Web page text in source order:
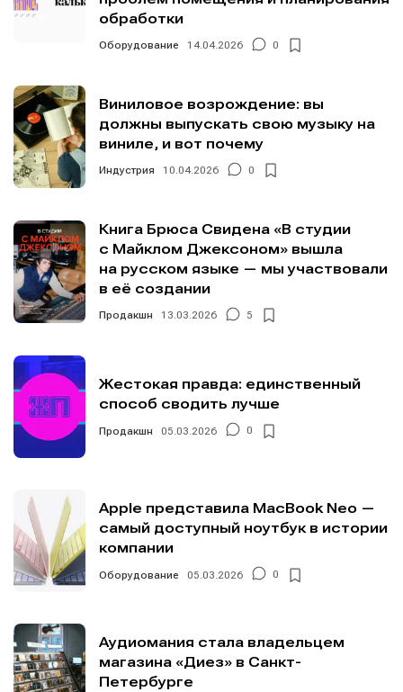
...
Мы в социальных сетях
Информация
О проекте Реклама
Редакционная политика (в разработке)
Предложение новостей Помощь проекту
.
Мы в социальных сетях
Информация
О проекте Реклама
Редакционная политика (в разработке)
Предложение новостей Помощь проекту
обработки
Оборудование 14.04.2026 0
Виниловое возрождение: вы
должны выпускать свою музыку на
виниле, и вот почему
Индустрия 10.04.2026 0
Книга Брюса Свидена «В студии
с Майклом Джексоном» вышла
на русском языке — мы участвовали
в её создании
Продакшн 13.03.2026 5
Жестокая правда: единственный
способ сводить лучше
Продакшн 05.03.2026 0
Apple представила MacBook Neo —
самый доступный ноутбук в истории
компании
Оборудование 05.03.2026 0
Аудиомания стала владельцем
магазина «Диез» в Санкт-
Петербурге